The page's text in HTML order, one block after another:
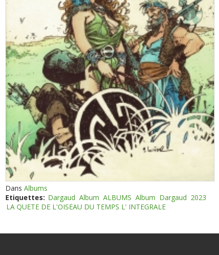
DansAlbums
Etiquettes: Dargaud Album ALBUMS Album Dargaud 2023
LA QUETE DE L'OISEAU DU TEMPS L' INTEGRALE